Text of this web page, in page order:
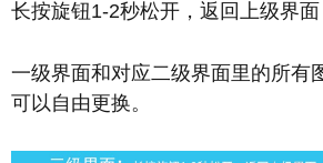
长按旋钮1-2秒松开，返回上级界面
一级界面和对应二级界面里的所有
可以自由更换。